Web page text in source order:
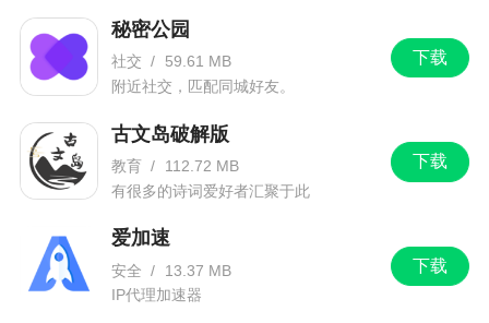
下载
秘密公园
社交 /
59.61 MB
附近社交，匹配同城好友。
下载
古文岛破解版
教育 /
112.72 MB
有很多的诗词爱好者汇聚于此
下载
爱加速
安全 /
13.37 MB
IP代理加速器